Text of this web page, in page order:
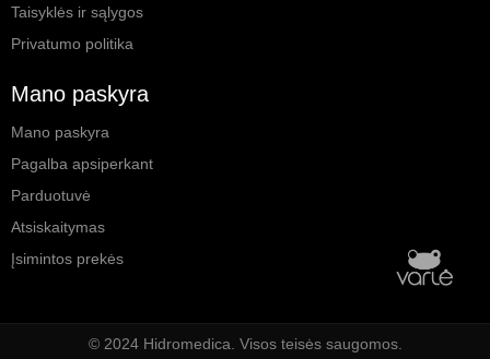
Taisyklės ir sąlygos
Privatumo politika
Mano paskyra
Mano paskyra
Pagalba apsiperkant
Parduotuvė
Atsiskaitymas
Įsimintos prekės
© 2024 Hidromedica. Visos teisės saugomos.